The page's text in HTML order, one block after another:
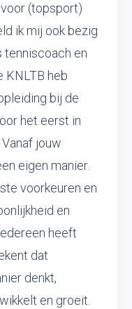
(topsport)
ik mij ook bezig
tenniscoach en
KNLTB heb
bij de
het eerst in
jouw
eigen manier.
voorkeuren en
en
heeft
dat
denkt,
en groeit.